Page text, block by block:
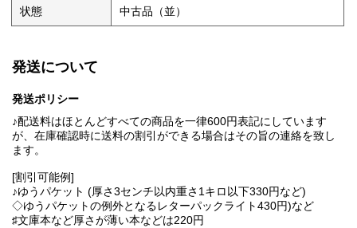
状態 中古品（並）
発送について
発送ポリシー
♪配送料はほとんどすべての商品を一律600円表記にしています
が、在庫確認時に送料の割引ができる場合はその旨の連絡を致し
ます。
[割引可能例]
♪ゆうパケット (厚さ3センチ以内重さ1キロ以下330円など)
◇ゆうパケットの例外となるレターパックライト430円)など
♯文庫本など厚さが薄い本などは220円